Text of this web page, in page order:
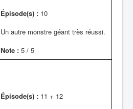
Épisode(s) : 10
Un autre monstre géant très réussi.
Note : 5 / 5
Épisode(s) : 11 + 12